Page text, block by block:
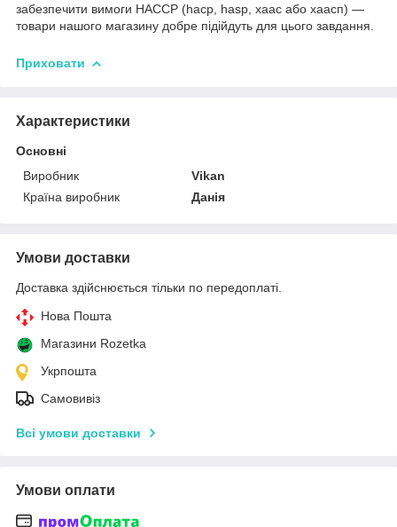
забезпечити вимоги HACCP (hacp, hasp, хаас або хаасп) —
товари нашого магазину добре підійдуть для цього завдання.
Приховати
Характеристики
Основні
Виробник
Vikan
Країна виробник
Данія
Умови доставки
Доставка здійснюється тільки по передоплаті.
Нова Пошта
Магазини Rozetka
Укрпошта
Самовивіз
Всі умови доставки
Умови оплати